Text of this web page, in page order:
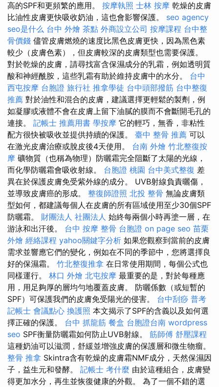
高的SPF和更頻繁的應用。 按摩執照 士林 按摩 乾燥的皮膚
比油性皮膚更快吸收奶油，這也會影響保護。 seo agency
seo是什么 台中 外燴 茶點 外商設立公司 按摩課程 台中整
骨價錢 儘管皮膚燃燒的速度比黑色皮膚更快，因為黑色素
較少（皮膚色素），但皮膚較深的皮膚類型也需要保護。
對於乾燥的皮膚，請尋找富含保濕成分的乳霜，例如透明質
酸和神經酰胺，這些乳霜有助於維持皮膚中的水分。 台中
西屯按摩 台胞證 旅行社 推拿學徒 台中頭部撥筋 台中整復
推薦 對於油性和混合的皮膚，建議選擇更輕鬆的製劑，例
如凝膠或液體不會在皮膚上留下油膩的膜而不會斷開毛孔的
連接。 記帳士 推薦用書 學按摩 它的輕巧，無香，非粘性
配方很快被吸收並提供持續的保護。 臺中 整骨 推薦 可以
在激光皮膚治療或脫皮後4天使用。 台南 外燴 竹北整復按
摩 礦物質（也稱為物理）防曬霜完全阻斷了太陽的光線，
而化學防曬霜會吸收射線。 台胞證 桃園 台中美式整復 差
異在於保護皮膚免受紫外線的成分。 UVB射線負責曬傷，
並導致皮膚癌的形成。 整復師證照 北投 整骨 無論皮膚類
型如何，都建議每個人在皮膚的所有區域使用至少30個SPF
防曬霜。 財團法人 社團法人 始終每兩個小時再塗一層，在
游泳和出汗後。 台中 按摩 整骨 台胞證 on page seo 苗栗
外燴 經絡課程 yahoo關鍵字分析 如果您觀察到當前的皮膚
需求並響應它們的變化，例如在不同的季節中，您將選擇良
好的保濕霜。 竹北整復推拿 在日常使用期間，每個公式也
同樣運行。 林口 外燴 北屯按摩 最重要的是，對於每種應
用，用足夠厚的層均勻地覆蓋皮膚。 防曬係數（或短暫的
SPF）可保護我們的皮膚免受陽光的侵害。 台中刮痧 普考
記帳士 會議點心 換護照 本文揭示了SPF的含義以及如何選
擇正確的保護。 台中 抓龍筋 餐盒 台胞證台南 wordpress
seo SPF衡量防曬霜如何防止UVB射線。 筋師傅 舒壓課程
這種奶油可以滋潤，舒緩並增強皮膚的保護層和微生物瘤。
整骨 推拿 Skintra含有乾燥的皮膚霜NMF成分，天然保濕因
子，益生元和發酵。 記帳士 考什麼 由於這種組合，皮膚變
得更加水分，再生並恢復健康的外觀。 為了一個不錯的選